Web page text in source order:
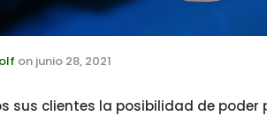
on junio 28, 2021
sus clientes la posibilidad de poder